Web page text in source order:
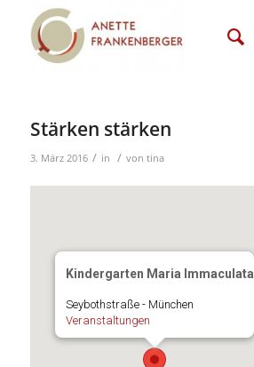
Stärken stärken
3. März 2016 / in / von tina
Kindergarten Maria Immaculata
Seybothstraße - München
Veranstaltungen